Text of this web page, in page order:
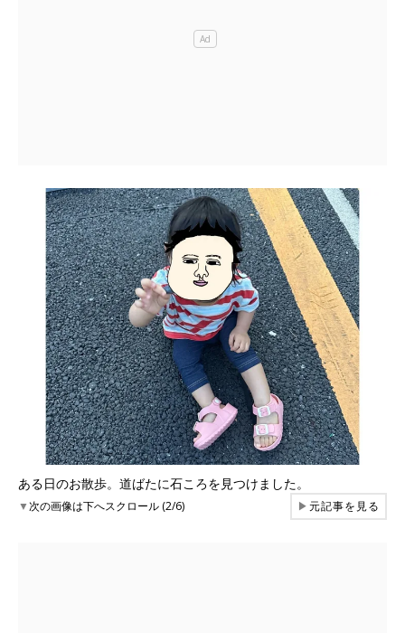
ある日のお散歩。道ばたに石ころを見つけました。
▼次の画像は下へスクロール (2/6) ▶元記事を見る